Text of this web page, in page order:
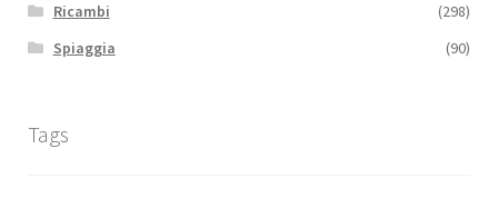
Ricambi
(298)
Spiaggia
(90)
Tags